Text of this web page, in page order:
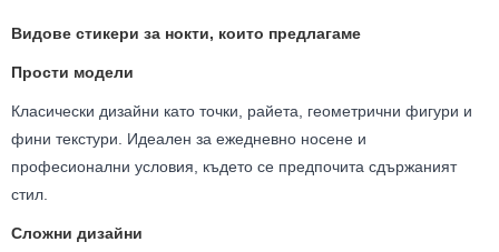
Видове стикери за нокти, които предлагаме
Прости модели
Класически дизайни като точки, райета, геометрични фигури и
фини текстури. Идеален за ежедневно носене и
професионални условия, където се предпочита сдържаният
стил.
Сложни дизайни